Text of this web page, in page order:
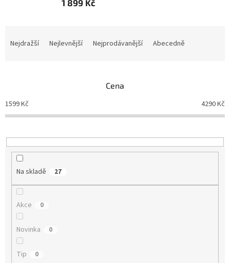
1 899 Kč
p
r
o
u
Nejdražší Nejlevnější Nejprodávanější Abecedně
Cena
1599Kč 4290Kč
Na skladě 27
Akce 0
Novinka 0
Tip 0